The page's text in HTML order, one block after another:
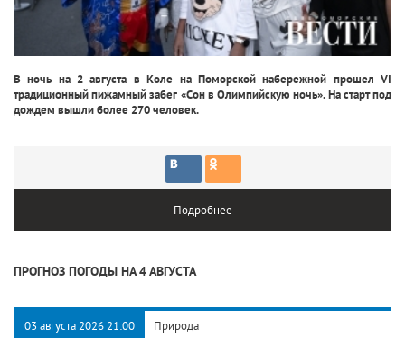
В ночь на 2 августа в Коле на Поморской набережной прошел VI
традиционный пижамный забег «Сон в Олимпийскую ночь». На старт под
дождем вышли более 270 человек.
Подробнее
ПРОГНОЗ ПОГОДЫ НА 4 АВГУСТА
03 августа 2026 21:00 Природа